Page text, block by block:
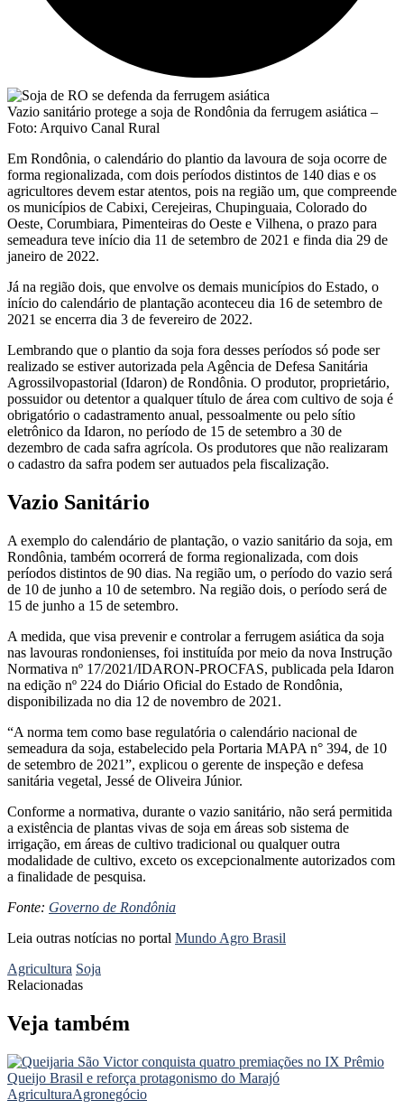
Vazio sanitário protege a soja de Rondônia da ferrugem asiática –
Foto: Arquivo Canal Rural
Em Rondônia, o calendário do plantio da lavoura de soja ocorre de
forma regionalizada, com dois períodos distintos de 140 dias e os
agricultores devem estar atentos, pois na região um, que compreende
os municípios de Cabixi, Cerejeiras, Chupinguaia, Colorado do
Oeste, Corumbiara, Pimenteiras do Oeste e Vilhena, o prazo para
semeadura teve início dia 11 de setembro de 2021 e finda dia 29 de
janeiro de 2022.
Já na região dois, que envolve os demais municípios do Estado, o
início do calendário de plantação aconteceu dia 16 de setembro de
2021 se encerra dia 3 de fevereiro de 2022.
Lembrando que o plantio da soja fora desses períodos só pode ser
realizado se estiver autorizada pela Agência de Defesa Sanitária
Agrossilvopastorial (Idaron) de Rondônia. O produtor, proprietário,
possuidor ou detentor a qualquer título de área com cultivo de soja é
obrigatório o cadastramento anual, pessoalmente ou pelo sítio
eletrônico da Idaron, no período de 15 de setembro a 30 de
dezembro de cada safra agrícola. Os produtores que não realizaram
o cadastro da safra podem ser autuados pela fiscalização.
Vazio Sanitário
A exemplo do calendário de plantação, o vazio sanitário da soja, em
Rondônia, também ocorrerá de forma regionalizada, com dois
períodos distintos de 90 dias. Na região um, o período do vazio será
de 10 de junho a 10 de setembro. Na região dois, o período será de
15 de junho a 15 de setembro.
A medida, que visa prevenir e controlar a ferrugem asiática da soja
nas lavouras rondonienses, foi instituída por meio da nova Instrução
Normativa nº 17/2021/IDARON-PROCFAS, publicada pela Idaron
na edição nº 224 do Diário Oficial do Estado de Rondônia,
disponibilizada no dia 12 de novembro de 2021.
“A norma tem como base regulatória o calendário nacional de
semeadura da soja, estabelecido pela Portaria MAPA n° 394, de 10
de setembro de 2021”, explicou o gerente de inspeção e defesa
sanitária vegetal, Jessé de Oliveira Júnior.
Conforme a normativa, durante o vazio sanitário, não será permitida
a existência de plantas vivas de soja em áreas sob sistema de
irrigação, em áreas de cultivo tradicional ou qualquer outra
modalidade de cultivo, exceto os excepcionalmente autorizados com
a finalidade de pesquisa.
Fonte: Governo de Rondônia
Leia outras notícias no portal Mundo Agro Brasil
Agricultura Soja
Relacionadas
Veja também
AgriculturaAgronegócio